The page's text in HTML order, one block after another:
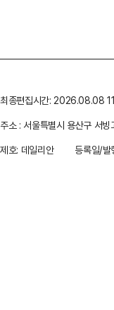
최종편집시간: 2026.08.08
주소 : 서울특별시 용산구 서
제호: 데일리안
등록일/